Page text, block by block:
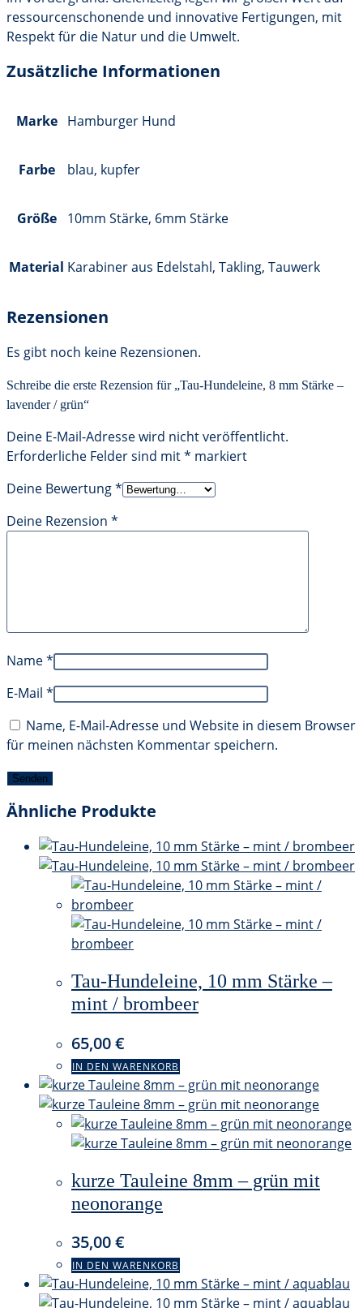
ressourcenschonende und innovative Fertigungen, mit
Respekt für die Natur und die Umwelt.
Zusätzliche Informationen
Marke Hamburger Hund
Farbe blau, kupfer
Größe 10mm Stärke, 6mm Stärke
Material Karabiner aus Edelstahl, Takling, Tauwerk
Rezensionen
Es gibt noch keine Rezensionen.
Schreibe die erste Rezension für „Tau-Hundeleine, 8 mm Stärke –
lavender / grün“
Deine E-Mail-Adresse wird nicht veröffentlicht.
Erforderliche Felder sind mit* markiert
Deine Bewertung*
Deine Rezension *
Name*
E-Mail *
Name, E-Mail-Adresse und Website in diesem Browser
für meinen nächsten Kommentar speichern.
Ähnliche Produkte
Tau-Hundeleine, 10 mm Stärke –
mint / brombeer
65,00€
IN DEN WARENKORB
kurze Tauleine 8mm – grün mit
neonorange
35,00€
IN DEN WARENKORB